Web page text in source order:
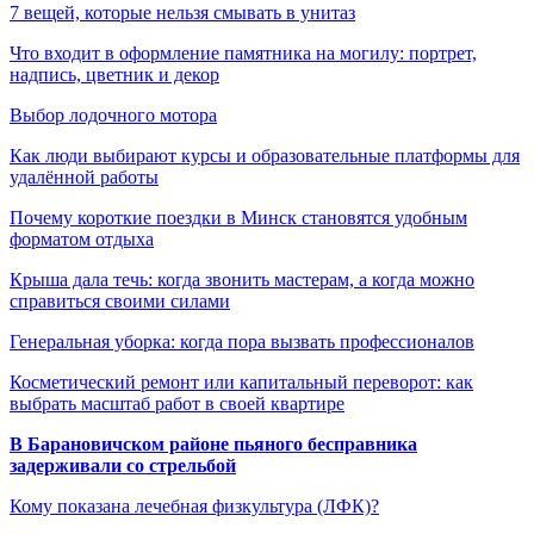
7 вещей, которые нельзя смывать в унитаз
Что входит в оформление памятника на могилу: портрет,
надпись, цветник и декор
Выбор лодочного мотора
Как люди выбирают курсы и образовательные платформы для
удалённой работы
Почему короткие поездки в Минск становятся удобным
форматом отдыха
Крыша дала течь: когда звонить мастерам, а когда можно
справиться своими силами
Генеральная уборка: когда пора вызвать профессионалов
Косметический ремонт или капитальный переворот: как
выбрать масштаб работ в своей квартире
В Барановичском районе пьяного бесправника
задерживали со стрельбой
Кому показана лечебная физкультура (ЛФК)?